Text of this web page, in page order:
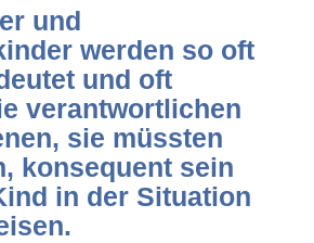
und
werden so oft
und oft
verantwortlichen
sie müssten
konsequent sein
in der Situation